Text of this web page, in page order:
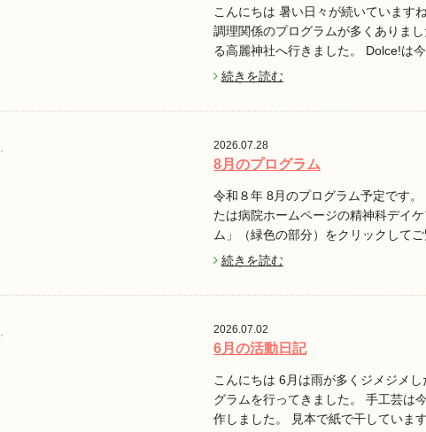
こんにちは 暑い日々が続いています
調理関係のプログラムが多くありま
る高麗神社へ行きました。 Dolce!は
続きを読む
2026.07.28
8月のプログラム
令和８年 8月のプログラム予定です
たは病院ホームページの精神科デイ
ム」（緑色の部分）をクリックし
続きを読む
2026.07.02
6月の活動日記
こんにちは 6月は雨が多くジメジメ
グラムを行ってきました。 手工芸は
作しました。 見本で紙で干していま